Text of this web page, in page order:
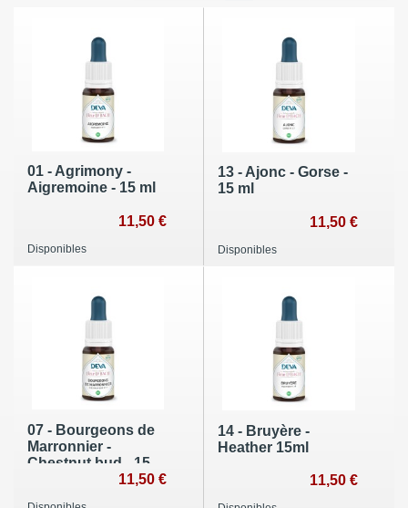
01 - Agrimony -
Aigremoine - 15 ml
11,50 €
Disponibles
13 - Ajonc - Gorse -
15 ml
11,50 €
Disponibles
07 - Bourgeons de
Marronnier -
Chestnut bud - 15
11,50 €
14 - Bruyère -
Heather 15ml
11,50 €